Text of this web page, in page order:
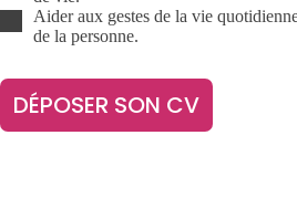
Aider aux gestes de la vie
de la personne.
DÉPOSER SON CV